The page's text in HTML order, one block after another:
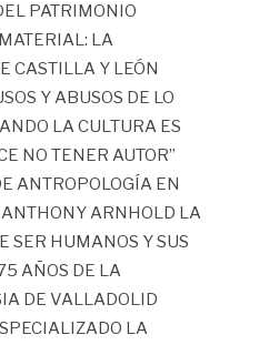
PATRIMONIO
LA
CASTILLA Y LEÓN
Y ABUSOS DE LO
LA CULTURA ES
NO TENER AUTOR”
ANTROPOLOGÍA EN
ARNHOLD LA
SER HUMANOS Y SUS
AÑOS DE LA
DE VALLADOLID
LA